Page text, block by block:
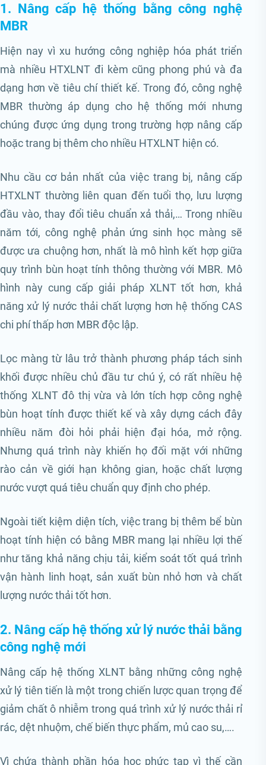
1. Nâng cấp hệ thống bằng công nghệ
MBR
Hiện nay vì xu hướng công nghiệp hóa phát triển
mà nhiều HTXLNT đi kèm cũng phong phú và đa
dạng hơn về tiêu chí thiết kế. Trong đó, công nghệ
MBR thường áp dụng cho hệ thống mới nhưng
chúng được ứng dụng trong trường hợp nâng cấp
hoặc trang bị thêm cho nhiều HTXLNT hiện có.
Nhu cầu cơ bản nhất của việc trang bị, nâng cấp
HTXLNT thường liên quan đến tuổi thọ, lưu lượng
đầu vào, thay đổi tiêu chuẩn xả thải,… Trong nhiều
năm tới, công nghệ phản ứng sinh học màng sẽ
được ưa chuộng hơn, nhất là mô hình kết hợp giữa
quy trình bùn hoạt tính thông thường với MBR. Mô
hình này cung cấp giải pháp XLNT tốt hơn, khả
năng xử lý nước thải chất lượng hơn hệ thống CAS
chi phí thấp hơn MBR độc lập.
Lọc màng từ lâu trở thành phương pháp tách sinh
khối được nhiều chủ đầu tư chú ý, có rất nhiều hệ
thống XLNT đô thị vừa và lớn tích hợp công nghệ
bùn hoạt tính được thiết kế và xây dựng cách đây
nhiều năm đòi hỏi phải hiện đại hóa, mở rộng.
Nhưng quá trình này khiến họ đối mặt với những
rào cản về giới hạn không gian, hoặc chất lượng
nước vượt quá tiêu chuẩn quy định cho phép.
Ngoài tiết kiệm diện tích, việc trang bị thêm bể bùn
hoạt tính hiện có bằng MBR mang lại nhiều lợi thế
như tăng khả năng chịu tải, kiểm soát tốt quá trình
vận hành linh hoạt, sản xuất bùn nhỏ hơn và chất
lượng nước thải tốt hơn.
2. Nâng cấp hệ thống xử lý nước thải bằng
công nghệ mới
Nâng cấp hệ thống XLNT bằng những công nghệ
xử lý tiên tiến là một trong chiến lược quan trọng để
giảm chất ô nhiễm trong quá trình xử lý nước thải rỉ
rác, dệt nhuộm, chế biến thực phẩm, mủ cao su,….
Vì chứa thành phần hóa học phức tạp vì thế cần